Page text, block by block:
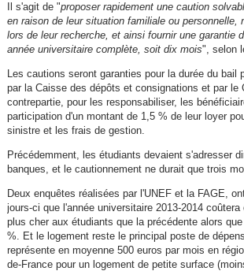
Il s'agit de "proposer rapidement une caution
en raison de leur situation familiale ou personnelle,
lors de leur recherche, et ainsi fournir une garantie
année universitaire complète, soit dix mois", selon
Les cautions seront garanties pour la durée du bail
par la Caisse des dépôts et consignations et par le
contrepartie, pour les responsabiliser, les
participation d'un montant de 1,5 % de leur loyer
sinistre et les frais de gestion.
Précédemment, les étudiants devaient s'adresser
banques, et le cautionnement ne durait que trois
Deux enquêtes réalisées par l'UNEF et la FAGE,
jours-ci que l'année universitaire 2013-2014
plus cher aux étudiants que la précédente alors
%. Et le logement reste le principal poste de
représente en moyenne 500 euros par mois en
de-France pour un logement de petite surface